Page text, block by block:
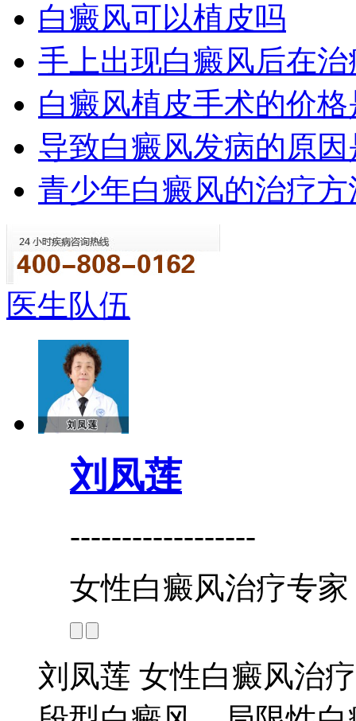
白癜风可以植皮吗
手上出现白癜风后在
白癜风植皮手术的价
导致白癜风发病的原
青少年白癜风的治疗
医生队伍
刘凤莲
------------------
女性白癜风治疗专家
刘凤莲 女性白癜风治